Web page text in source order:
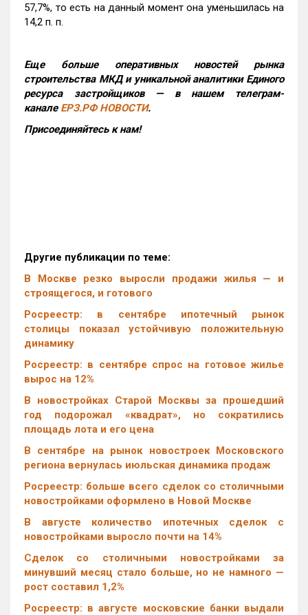
57,7%, то есть на данный момент она уменьшилась на
14,2 п. п.
Еще больше оперативных новостей рынка
строительства МКД и уникальной аналитики Единого
ресурса застройщиков — в нашем телеграм-
канале ЕРЗ.РФ НОВОСТИ.
Присоединяйтесь к нам!
Другие публикации по теме:
В Москве резко выросли продажи жилья — и
строящегося, и готового
Росреестр: в сентябре ипотечный рынок
столицы показал устойчивую положительную
динамику
Росреестр: в сентябре спрос на готовое жилье
вырос на 12%
В новостройках Старой Москвы за прошедший
год подорожал «квадрат», но сократились
площадь лота и его цена
В сентябре на рынок новостроек Московского
региона вернулась июльская динамика продаж
Росреестр: больше всего сделок со столичными
новостройками оформлено в Новой Москве
В августе количество ипотечных сделок с
новостройками выросло почти на 14%
Cделок со столичными новостройками за
минувший месяц стало больше, но не намного —
рост составил 1,2%
Росреестр: в августе московские банки выдали